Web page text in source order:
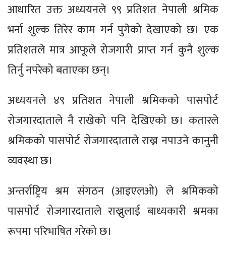
आधारित उक्त अध्ययनले ९९ प्रतिशत नेपाली श्रमिक
भर्ना शुल्क तिरेर काम गर्न पुगेको देखाएको छ। एक
प्रतिशतले मात्र आफूले रोजगारी प्राप्त गर्न कुनै शुल्क
तिर्नु नपरेको बताएका छन्।
अध्ययनले ४९ प्रतिशत नेपाली श्रमिकको पासपोर्ट
रोजगारदाताले नै राखेको पनि देखिएको छ। कतारले
श्रमिकको पासपोर्ट रोजगारदाताले राख्न नपाउने कानुनी
व्यवस्था छ।
अन्तर्राष्ट्रिय श्रम संगठन (आइएलओ) ले श्रमिकको
पासपोर्ट रोजगारदाताले राख्नुलाई बाध्यकारी श्रमका
रूपमा परिभाषित गरेको छ।